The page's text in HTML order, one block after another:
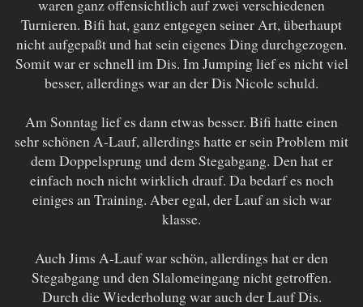
waren ganz offensichtlich auf zwei verschiedenen
Turnieren. Bifi hat, ganz entgegen seiner Art, überhaupt
nicht aufgepaßt und hat sein eigenes Ding durchgezogen.
Somit war er schnell im Dis. Im Jumping lief es nicht viel
besser, allerdings war an der Dis Nicole schuld.
Am Sonntag lief es dann etwas besser. Bifi hatte einen
sehr schönen A-Lauf, allerdings hatte er sein Problem mit
dem Doppelsprung und dem Stegabgang. Den hat er
einfach noch nicht wirklich drauf. Da bedarf es noch
einiges an Training. Aber egal, der Lauf an sich war
klasse.
Auch Jims A-Lauf war schön, allerdings hat er den
Stegabgang und den Slalomeingang nicht getroffen.
Durch die Wiederholung war auch der Lauf Dis.